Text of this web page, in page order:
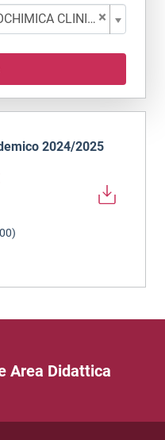
×
- Per laureati MEDICI
2024/2025
Area Didattica